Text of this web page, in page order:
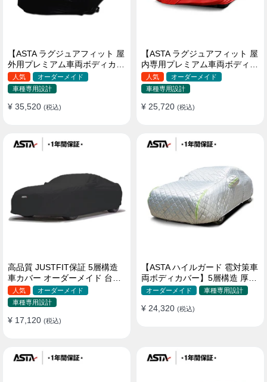
【ASTA ラグジュアフィット 屋
外用プレミアム車両ボディカバ
ー】PUレザー製 オーダーメイ
ド 高級感 裏起毛車カバー 強風
対策
人気
オーダーメイド
車種専用設計
¥ 35,520 (税込)
【ASTA ラグジュアフィット 屋
内専用プレミアム車両ボディカ
バー】オーダーメイド 最高級
生地 柔かい 裏起毛車カバー
人気
オーダーメイド
車種専用設計
¥ 25,720 (税込)
高品質 JUSTFIT保証 5層構造
車カバー オーダーメイド 台風
対策 裏起毛 防水 耐久性 傷保護
人気
オーダーメイド
車種専用設計
¥ 17,120 (税込)
【ASTA ハイルガード 雹対策車
両ボディカバー】5層構造 厚手
オーダーメイド 凍結防止 防雪
ィカバー
オーダーメイド 車種専用設計
¥ 24,320 (税込)